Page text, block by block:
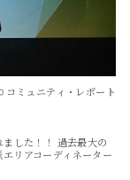
コミュニティ・レポート
した！！ 過去最大の
リアコーディネーター